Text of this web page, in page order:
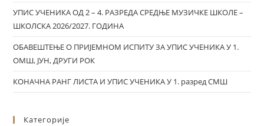
УПИС УЧЕНИКА ОД 2 – 4. РАЗРЕДА СРЕДЊЕ МУЗИЧКЕ ШКОЛЕ –
ШКОЛСКА 2026/2027. ГОДИНА
ОБАВЕШТЕЊЕ О ПРИЈЕМНОМ ИСПИТУ ЗА УПИС УЧЕНИКА У 1.
ОМШ, ЈУН, ДРУГИ РОК
КОНАЧНА РАНГ ЛИСТА И УПИС УЧЕНИКА У 1. разред СМШ
Категорије